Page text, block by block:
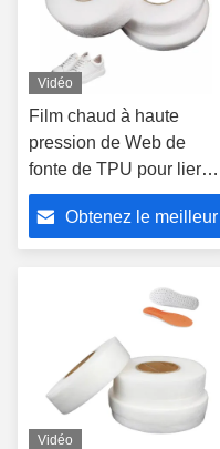
Vidéo
Film chaud à haute
pression de Web de
fonte de TPU pour lier
l'épaisseur 10-65G avec
la résistance à l'eau
Obtenez le meilleur
Vidéo